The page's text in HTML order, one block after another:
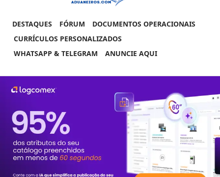
DESTAQUES FÓRUM
DOCUMENTOS OPERACIONAIS
CURRÍCULOS PERSONALIZADOS
WHATSAPP & TELEGRAM
ANUNCIE AQUI